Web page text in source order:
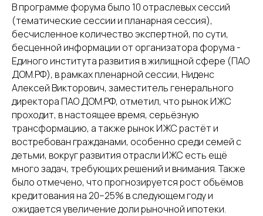
В программе форума было 10 отраслевых сессий
(тематические сессии и планарная сессия),
бесчисленное количество экспертной, по сути,
бесценной информации от организатора форума -
Единого института развития в жилищной сфере (ПАО
ДОМ.РФ), в рамках пленарной сессии, Ниденс
Алексей Викторович, заместитель генерального
директора ПАО ДОМ.РФ, отметил, что рынок ИЖС
проходит, в настоящее время, серьёзную
трансформацию, а также рынок ИЖС растёт и
востребован гражданами, особенно среди семей с
детьми, вокруг развития отрасли ИЖС есть ещё
много задач, требующих решений и внимания. Также
было отмечено, что прогнозируется рост объёмов
кредитования на 20–25% в следующем году и
ожидается увеличение доли рыночной ипотеки.